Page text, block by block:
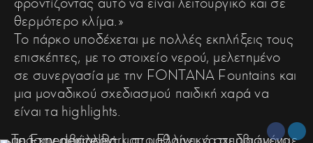
θερμότερο κλίμα.»
Το πάρκο υποδέχεται με πολλές εκπλήξεις τους
επισκέπτες, με το στοιχείο νερού, μελετημένο
σε συνεργασία με την FONTANA Fountains και
μια μοναδικού σχεδιασμού παιδική χαρά να
είναι τα highlights.